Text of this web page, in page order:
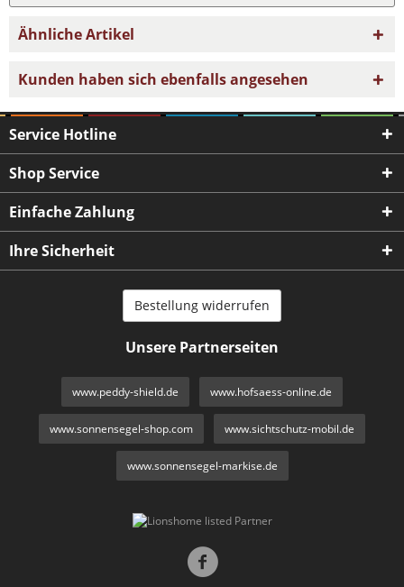
Ähnliche Artikel
Kunden haben sich ebenfalls angesehen
Service Hotline
Shop Service
Einfache Zahlung
Ihre Sicherheit
Bestellung widerrufen
Unsere Partnerseiten
www.peddy-shield.de www.hofsaess-online.de
www.sonnensegel-shop.com www.sichtschutz-mobil.de
www.sonnensegel-markise.de